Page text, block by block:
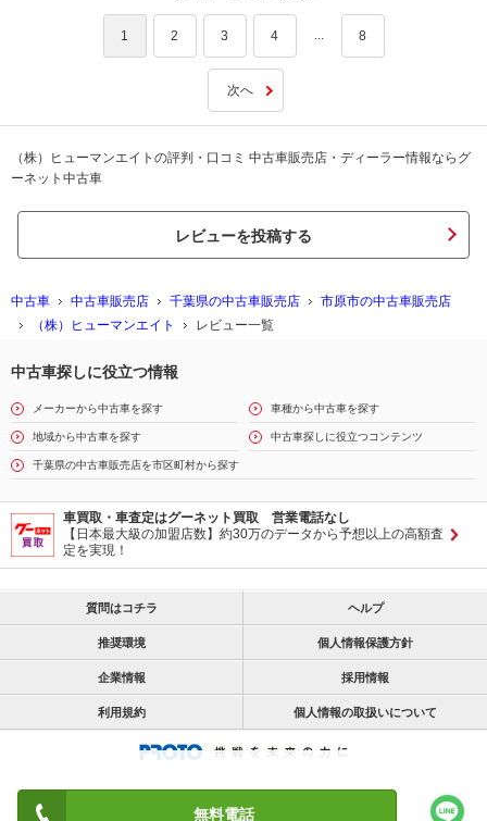
無料電話
1 2 3 4 ... 8
次へ
（株）ヒューマンエイトの評判・口コミ 中古車販売店・ディーラー情報ならグ
ーネット中古車
レビューを投稿する
中古車 中古車販売店 千葉県の中古車販売店
市原市の中古車販売店
（株）ヒューマンエイト
レビュー一覧
中古車探しに役立つ情報
メーカーから中古車を探す 車種から中古車を探す
地域から中古車を探す 中古車探しに役立つコンテンツ
千葉県の中古車販売店を市区町村から探す
車買取・車査定はグーネット買取 営業電話なし
【日本最大級の加盟店数】約30万のデータから予想以上の高額査
定を実現！
質問はコチラ ヘルプ
推奨環境 個人情報保護方針
企業情報 採用情報
利用規約 個人情報の取扱いについて